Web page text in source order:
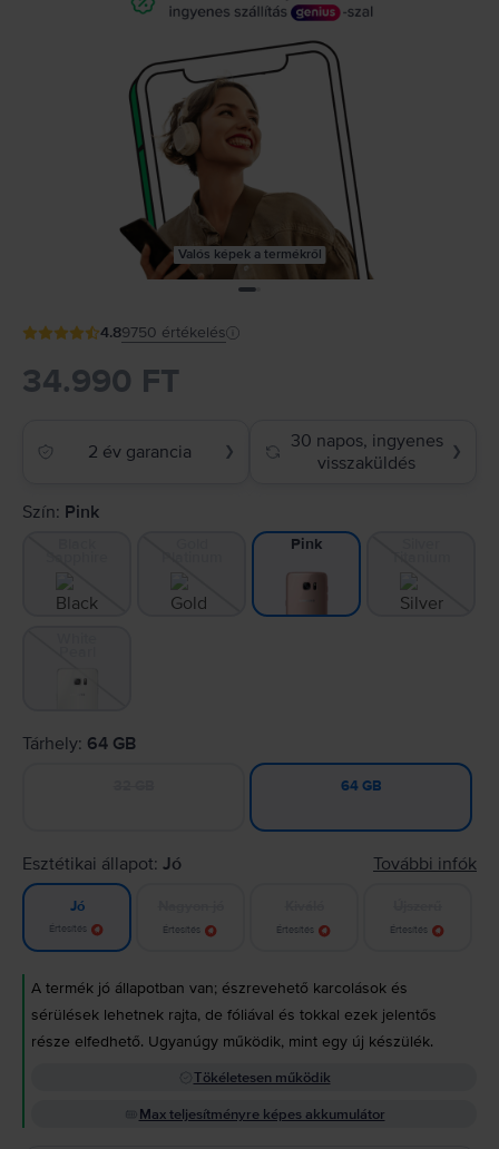
Valós képek a termékről
4.89750 értékelés
34.990 FT
2 év garancia ❯
30 napos, ingyenes
visszaküldés
❯
Szín: Pink
Pink
Tárhely: 64 GB
64 GB
Esztétikai állapot: Jó További infók
Jó
Értesítés Értesítés Értesítés Értesítés
A termék jó állapotban van; észrevehető karcolások és
sérülések lehetnek rajta, de fóliával és tokkal ezek jelentős
része elfedhető. Ugyanúgy működik, mint egy új készülék.
Tökéletesen működik
Max teljesítményre képes akkumulátor